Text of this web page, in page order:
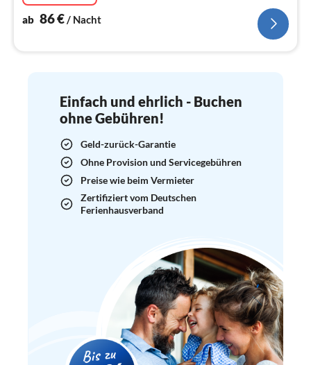
ab 86€/ Nacht
Einfach und ehrlich - Buchen
ohne Gebühren!
Geld-zurück-Garantie
Ohne Provision und Servicegebühren
Preise wie beim Vermieter
Zertifiziert vom Deutschen
Ferienhausverband